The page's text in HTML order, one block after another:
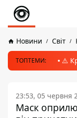
Новини Світ
ТОПТЕМИ: ⚠️
23:53, 05 червня
Маск